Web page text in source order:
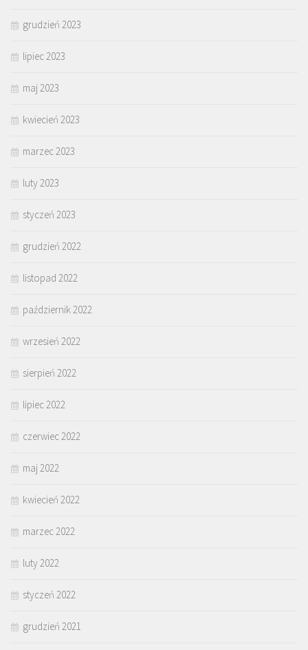
grudzień 2023
lipiec 2023
maj 2023
kwiecień 2023
marzec 2023
luty 2023
styczeń 2023
grudzień 2022
listopad 2022
październik 2022
wrzesień 2022
sierpień 2022
lipiec 2022
czerwiec 2022
maj 2022
kwiecień 2022
marzec 2022
luty 2022
styczeń 2022
grudzień 2021